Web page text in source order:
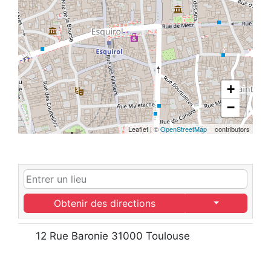
+
−
Leaflet|©OpenStreetMap contributors
Obtenir des directions
12 Rue Baronie 31000 Toulouse